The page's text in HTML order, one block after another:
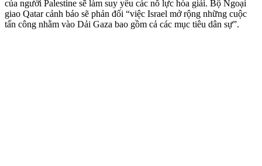
của người Palestine sẽ làm suy yếu các nỗ lực hòa giải. Bộ Ngoại
giao Qatar cảnh báo sẽ phản đối “việc Israel mở rộng những cuộc
tấn công nhằm vào Dải Gaza bao gồm cả các mục tiêu dân sự”.